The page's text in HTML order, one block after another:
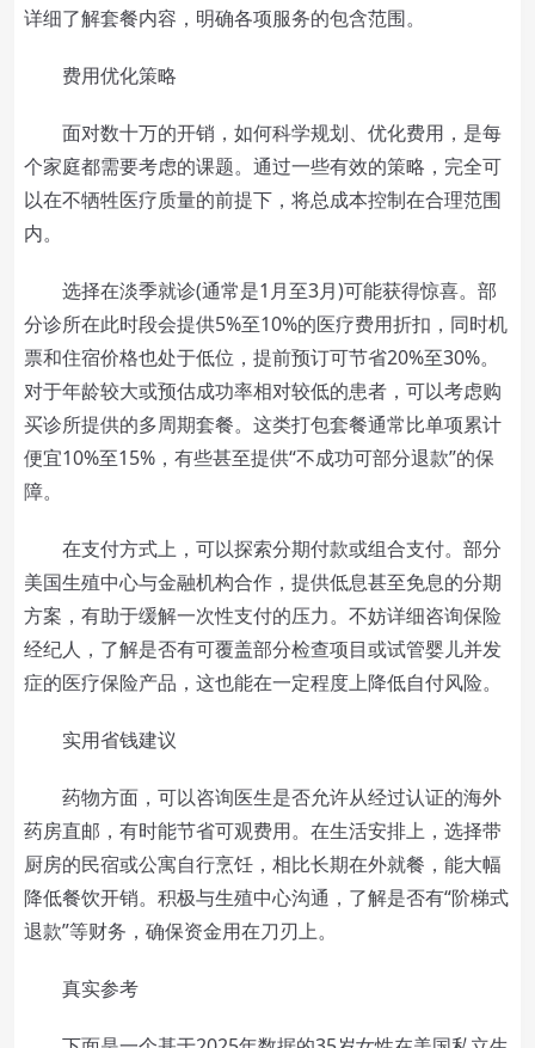
详细了解套餐内容，明确各项服务的包含范围。
费用优化策略
面对数十万的开销，如何科学规划、优化费用，是每
个家庭都需要考虑的课题。通过一些有效的策略，完全可
以在不牺牲医疗质量的前提下，将总成本控制在合理范围
内。
选择在淡季就诊(通常是1月至3月)可能获得惊喜。部
分诊所在此时段会提供5%至10%的医疗费用折扣，同时机
票和住宿价格也处于低位，提前预订可节省20%至30%。
对于年龄较大或预估成功率相对较低的患者，可以考虑购
买诊所提供的多周期套餐。这类打包套餐通常比单项累计
便宜10%至15%，有些甚至提供“不成功可部分退款”的保
障。
在支付方式上，可以探索分期付款或组合支付。部分
美国生殖中心与金融机构合作，提供低息甚至免息的分期
方案，有助于缓解一次性支付的压力。不妨详细咨询保险
经纪人，了解是否有可覆盖部分检查项目或试管婴儿并发
症的医疗保险产品，这也能在一定程度上降低自付风险。
实用省钱建议
药物方面，可以咨询医生是否允许从经过认证的海外
药房直邮，有时能节省可观费用。在生活安排上，选择带
厨房的民宿或公寓自行烹饪，相比长期在外就餐，能大幅
降低餐饮开销。积极与生殖中心沟通，了解是否有“阶梯式
退款”等财务，确保资金用在刀刃上。
真实参考